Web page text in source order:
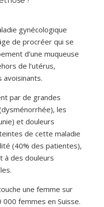
gynécologique
de procréer qui se
d’une muqueuse
de l’utérus,
avoisinants.
par de grandes
les
et douleurs
de cette maladie
(40% des patientes),
à des douleurs
une femme sur
femmes en Suisse.